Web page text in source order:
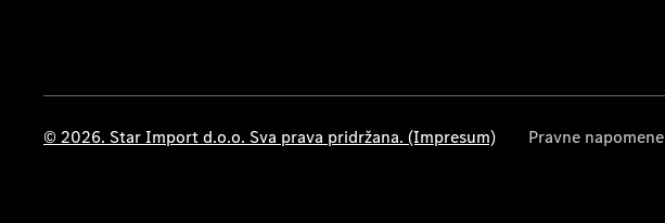
© 2026. Star Import d.o.o. Sva prava pridržana. (Impresum) Pravne napomene